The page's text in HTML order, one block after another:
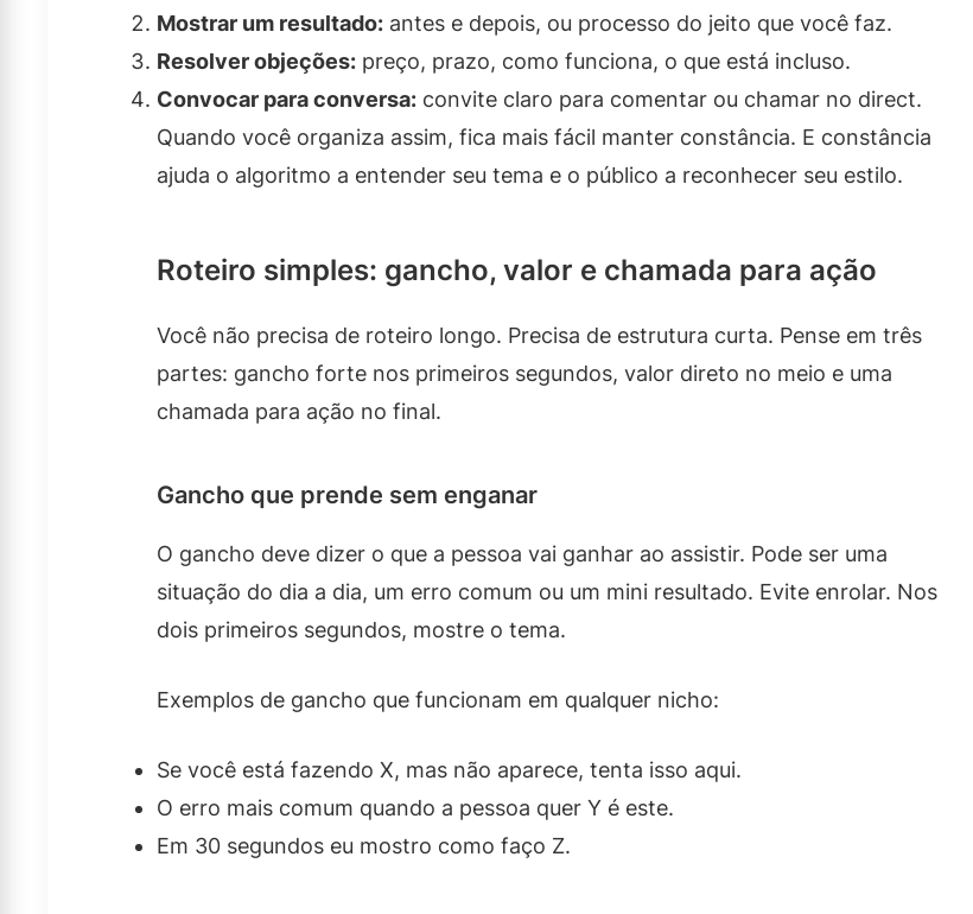
Mostrar um resultado: antes e depois, ou processo do jeito que você faz.
Resolver objeções: preço, prazo, como funciona, o que está incluso.
Convocar para conversa: convite claro para comentar ou chamar no direct.
Quando você organiza assim, fica mais fácil manter constância. E constância
ajuda o algoritmo a entender seu tema e o público a reconhecer seu estilo.
Roteiro simples: gancho, valor e chamada para ação
Você não precisa de roteiro longo. Precisa de estrutura curta. Pense em três
partes: gancho forte nos primeiros segundos, valor direto no meio e uma
chamada para ação no final.
Gancho que prende sem enganar
O gancho deve dizer o que a pessoa vai ganhar ao assistir. Pode ser uma
situação do dia a dia, um erro comum ou um mini resultado. Evite enrolar. Nos
dois primeiros segundos, mostre o tema.
Exemplos de gancho que funcionam em qualquer nicho:
Se você está fazendo X, mas não aparece, tenta isso aqui.
O erro mais comum quando a pessoa quer Y é este.
Em 30 segundos eu mostro como faço Z.